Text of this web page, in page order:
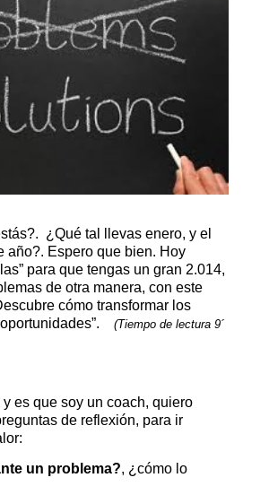
¿Qué tal llevas enero, y el
año?. Espero que bien. Hoy
para que tengas un gran 2.014,
de otra manera, con este
cómo transformar los
(Tiempo de lectura 9´
y es que soy un coach, quiero
de reflexión, para ir
un problema?, ¿cómo lo